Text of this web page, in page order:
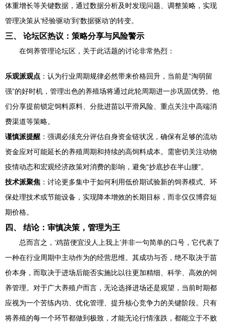
体重增长等关键数据，通过数据分析及时发现问题、调整策略，实现
管理决策从‘经验驱动’到‘数据驱动’的转变。
三、 论坛区热议：策略分享与风险警示
在饲养管理论坛区，关于此话题的讨论非常热烈：
乐观派观点 ：认为行业周期规律必然带来价格回升，当前是“淘弱留
强”的好时机，管理出色的养殖场将通过此轮周期进一步巩固优势。他
们分享提前锁定饲料原料、分批进苗以平滑风险、重点关注中高端消
费渠道等策略。
谨慎派提醒 ：强调必须充分评估自身资金链状况，确保有足够的流动
资金应对可能延长的养殖周期和持续的高饲料成本。需密切关注动物
疫情动态和宏观经济政策对消费的影响，避免“抄底抄在半山腰”。
技术派聚焦 ：讨论更多集中于如何利用低价期试验新的饲养模式、环
保处理技术或节能设备，实现降本增效的长期目标，而非仅仅博弈短
期价格。
四、 结论：审慎决策，管理为王
总而言之，‘鸡苗便宜没人上我上’并非一句简单的口号，它代表了
一种在行业周期中主动作为的经营思维。其成功与否，绝不取决于苗
价本身，而取决于进场后能否实施比以往更加精细、科学、高效的饲
养管理。对于广大养殖户而言，无论选择进场还是观望，当前时期都
应视为一个苦练内功、优化管理、提升核心竞争力的关键阶段。只有
将养殖的每一个环节都做到极致，才能无论行情涨跌，都能立于不败